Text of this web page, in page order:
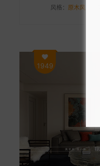
风格： 原木风
1949